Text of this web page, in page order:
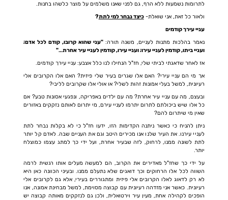
לתרומות נשמעות ללא הרף, גם לפני שאנו משלמים על מוצר כלשהו בחנות.
ולאור כל זאת, אני שואלת-כיצד נבחר למי לתת?
עניי עירך קודמים
נאמר בהלכות מתנות לעניים, משנה תורה:"עני שהוא קרובו, קודם לכל אדם;
ועניי ביתו, קודמין לעניי עירו; ועניי עירו, קודמין לעניי עיר אחרת…"
אז לאחר שדאגתי לביתי שלי, חז"ל הנחילו לנו כלל אצבע: עניי עירך קודמים.
אך מי הם עניי עירי? האם אלו שגרים בעיר שלי פיזית? האם אלו הקרובים אלי
רעיונית, למשל בעלי אמונות זהות לשלי? או אולי אלו שקרובים לליבי?
ובעצם, מה עם עניי עיר אחרת? מה עם ילדים באפריקה, ונפגעי אסונות טבע? אם
כל אלו שיש ביכולתם לתרום יתרמו לעניי עירם, מי יתרום לאותם נזקקים באזורים
שאין מי שיתרום להם?
ניתן להניח כי כאשר ניתנה הקדימות הזו, ידעו חז"ל כי לא בקלות נבחר לתת
לעניי עירנו. את העיר שלנו אנו מכירים היטב וגם את העניים שבה. לאדם קל יותר
לתת לשונה ממנו, לרחוק, לזה שבעיר אחרת, ועל ידי כך למתג עצמו כמוצלח
יותר.
על ידי כך שחז"ל מאדירים את הקרוב, הם למעשה מעלים אותו רגשית לרמה
השווה לכל אלו הרחוקים וכך דואגים שלא נתעלם ממנו. ובעיני הכוונה כאן היא
לא רק לדאוג לאלו הקרובים אלי פיזית ומתגוררים בעירי, אלא גם לקרובים אלי
רעיונית. כאשר אני מזדהה רעיונית עם קבוצה מסוימת, למשל מבחינת אמונה, אנו
הופכים לקהילה אחת, מעין עיר וירטואלית, ולכן גם לנזקקים מאותה קבוצה יש